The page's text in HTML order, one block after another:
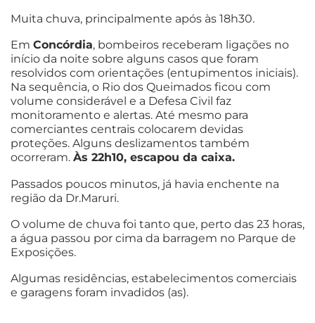
Muita chuva, principalmente após às 18h30.
Em Concórdia, bombeiros receberam ligações no
início da noite sobre alguns casos que foram
resolvidos com orientações (entupimentos iniciais).
Na sequência, o Rio dos Queimados ficou com
volume considerável e a Defesa Civil faz
monitoramento e alertas. Até mesmo para
comerciantes centrais colocarem devidas
proteções. Alguns deslizamentos também
ocorreram. Às 22h10, escapou da caixa.
Passados poucos minutos, já havia enchente na
região da Dr.Maruri.
O volume de chuva foi tanto que, perto das 23 horas,
a água passou por cima da barragem no Parque de
Exposições.
Algumas residências, estabelecimentos comerciais
e garagens foram invadidos (as).